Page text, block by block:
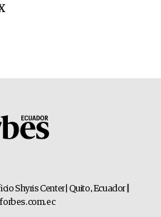
Shyris Center | Quito, Ecuador